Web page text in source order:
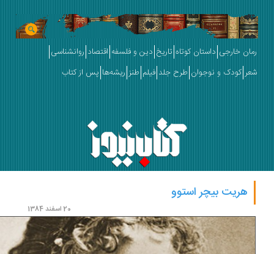
خارجی داستان کوتاه تاریخ دین و فلسفه اقتصاد روانشناسی
کودک و نوجوان طرح جلد فیلم طنز ریشه‌ها پس از کتاب
هریت بیچر استوو